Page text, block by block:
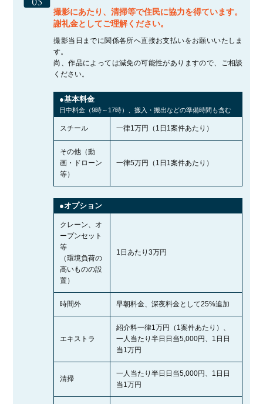
撮影にあたり、清掃等で住民に協力を得ています。
謝礼金としてご理解ください。
撮影当日までに関係各所へ直接お支払いをお願いいたしま
す。
尚、作品によっては減免の可能性がありますので、ご相談
ください。
●基本料金
日中料金（9時～17時）、搬入・搬出などの準備時間も含む
スチール 一律1万円（1日1案件あたり）
その他（動
画・ドローン
等）
一律5万円（1日1案件あたり）
●オプション
クレーン、オ
ープンセット
等
（環境負荷の
高いものの設
置）
1日あたり3万円
時間外 早朝料金、深夜料金として25%追加
エキストラ
紹介料一律1万円（1案件あたり）、
一人当たり半日日当5,000円、1日日
当1万円
清掃
一人当たり半日日当5,000円、1日日
当1万円